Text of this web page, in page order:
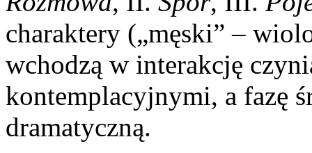
charaktery („męski” –
wchodzą w interakcję
kontemplacyjnymi, a fazę
dramatyczną.